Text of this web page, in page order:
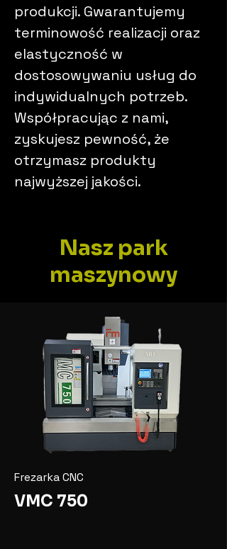
produkcji. Gwarantujemy
terminowość realizacji oraz
elastyczność w
dostosowywaniu usług do
indywidualnych potrzeb.
Współpracując z nami,
zyskujesz pewność, że
otrzymasz produkty
najwyższej jakości.
Nasz park
maszynowy
Frezarka CNC
VMC 750